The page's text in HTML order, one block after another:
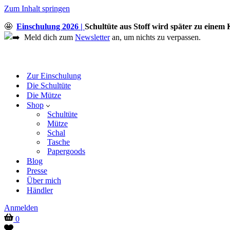
Zum Inhalt springen
🤩 Einschulung 2026 | Schultüte aus Stoff wird später zu einem
Meld dich zum Newsletteran, um nichts zu verpassen.
Zur Einschulung
Die Schultüte
Die Mütze
Shop
Schultüte
Mütze
Schal
Tasche
Papergoods
Blog
Presse
Über mich
Händler
Anmelden
Warenkorb
0
Wish